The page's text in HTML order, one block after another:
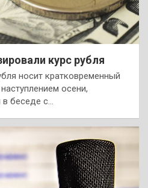
курс рубля
носит кратковременный
осени,
в беседе с…